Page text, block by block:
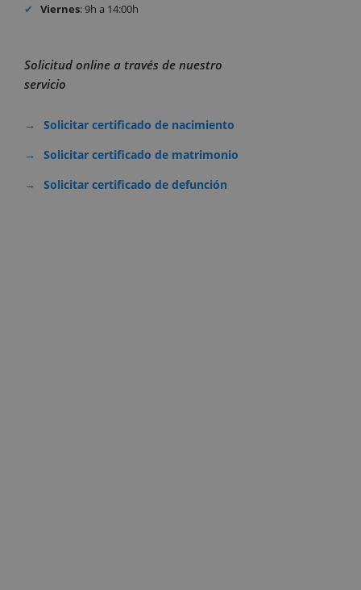
Viernes: 9h a 14:00h
Solicitud online a través de nuestro
servicio
Solicitar certificado de nacimiento
Solicitar certificado de matrimonio
Solicitar certificado de defunción